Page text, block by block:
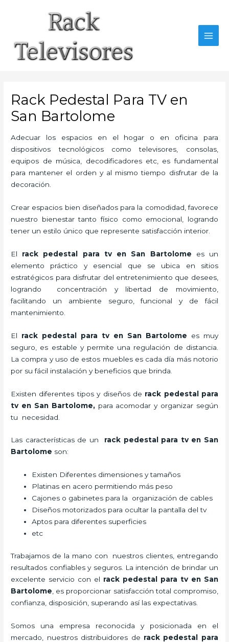
Rack Pedestal Para TV en
San Bartolome
Adecuar los espacios en el hogar o en oficina para
dispositivos tecnológicos como televisores, consolas,
equipos de música, decodificadores etc, es fundamental
para mantener el orden y al mismo tiempo disfrutar de la
decoración.
Crear espacios bien diseñados para la comodidad, favorece
nuestro bienestar tanto físico como emocional, logrando
tener un estilo único que represente satisfacción interior.
El rack pedestal para tv en San Bartolome es un
elemento práctico y esencial
que se ubica en sitios
estratégicos para disfrutar del entretenimiento que desees,
logrando concentración y libertad de movimiento,
facilitando un ambiente seguro, funcional y de fácil
mantenimiento.
El rack pedestal para tv en San Bartolome es muy
seguro, es estable y permite una regulación de distancia.
La compra y uso de estos muebles es cada día más notorio
por su fácil instalación y beneficios que brinda.
Existen diferentes tipos y diseños de rack pedestal para
tv en San Bartolome,para acomodar y organizar según
tu necesidad.
Las características de un rack pedestal para tven San
Bartolome son:
Existen Diferentes dimensiones y tamaños
Platinas en acero permitiendo más peso
Cajones o gabinetes para la organización de cables
Diseños motorizados para ocultar la pantalla del tv
Aptos para diferentes superficies
etc
Trabajamos de la mano con nuestros clientes, entregando
resultados confiables y seguros. La intención de brindar un
excelente servicio con el rack pedestal para tven San
Bartolome , es proporcionar satisfacción total compromiso,
confianza, disposición, superando así las expectativas.
Somos una empresa reconocida y posicionada en el
mercado, nuestros distribuidores de rack pedestal para